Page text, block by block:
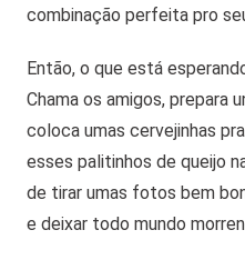
combinação perfeita pro
Então, o que está
Chama os amigos, prepara
coloca umas cervejinhas
esses palitinhos de queijo
de tirar umas fotos bem
e deixar todo mundo